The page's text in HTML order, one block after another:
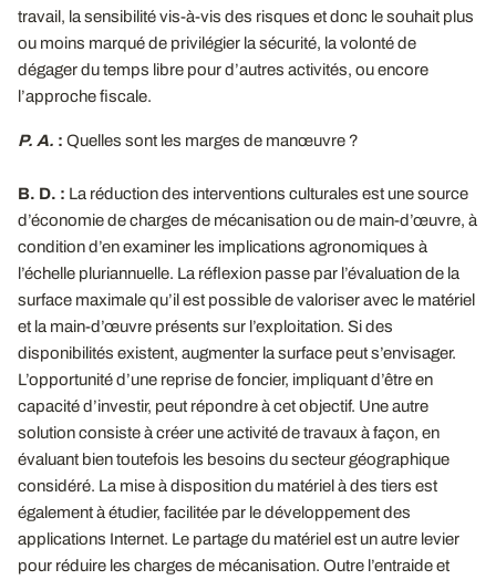
travail, la sensibilité vis-à-vis des risques et donc le souhait plus
ou moins marqué de privilégier la sécurité, la volonté de
dégager du temps libre pour d’autres activités, ou encore
l’approche fiscale.
P. A. : Quelles sont les marges de manœuvre ?
B. D. : La réduction des interventions culturales est une source
d’économie de charges de mécanisation ou de main-d’œuvre, à
condition d’en examiner les implications agronomiques à
l’échelle pluriannuelle. La réflexion passe par l’évaluation de la
surface maximale qu’il est possible de valoriser avec le matériel
et la main-d’œuvre présents sur l’exploitation. Si des
disponibilités existent, augmenter la surface peut s’envisager.
L’opportunité d’une reprise de foncier, impliquant d’être en
capacité d’investir, peut répondre à cet objectif. Une autre
solution consiste à créer une activité de travaux à façon, en
évaluant bien toutefois les besoins du secteur géographique
considéré. La mise à disposition du matériel à des tiers est
également à étudier, facilitée par le développement des
applications Internet. Le partage du matériel est un autre levier
pour réduire les charges de mécanisation. Outre l’entraide et